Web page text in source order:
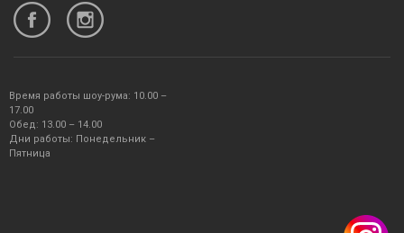
Время работы шоу-рума: 10.00 –
17.00
Обед: 13.00 – 14.00
Дни работы: Понедельник –
Пятница